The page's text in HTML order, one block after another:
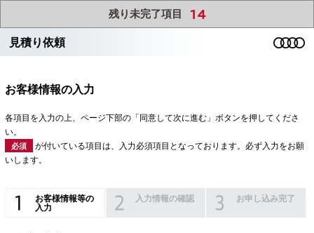
見積り依頼
お客様情報の入力
各項目を入力の上、ページ下部の「同意して次に進む」ボタンを押してくださ
い。
必須
が付いている項目は、入力必須項目となっております。必ず入力をお願
いします。
お客様情報等の
入力
入力情報の確認 お申し込み完了
残り未完了項目 14